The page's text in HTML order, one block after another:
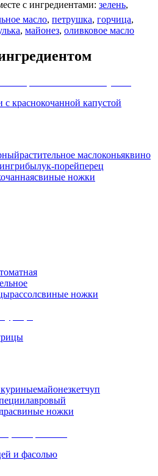
с ингредиентами: зелень,
масло, петрушка, горчица,
, майонез, оливковое масло
краснокочанной капустой
растительное маслоконьяквино
грибылук-порейперец
свиные ножки
томатная
рассолсвиные ножки
майонезкетчуп
лавровый
свиные ножки
и фасолью